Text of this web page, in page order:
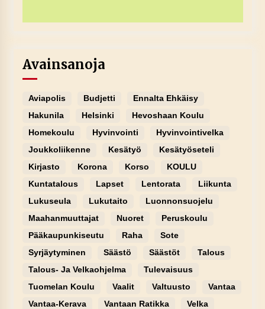
Avainsanoja
Aviapolis Budjetti
Ennalta Ehkäisy
Hakunila
Helsinki
Hevoshaan Koulu
Homekoulu
Hyvinvointi
Hyvinvointivelka
Joukkoliikenne
Kesätyö
Kesätyöseteli
Kirjasto
Korona Korso
KOULU
Kuntatalous
Lapset Lentorata
Liikunta
Lukuseula
Lukutaito
Luonnonsuojelu
Maahanmuuttajat
Nuoret
Peruskoulu
Pääkaupunkiseutu
Raha
Sote
Syrjäytyminen
Säästö Säästöt
Talous
Talous- Ja Velkaohjelma
Tulevaisuus
Tuomelan Koulu
Vaalit Valtuusto
Vantaa
Vantaa-Kerava
Vantaan Ratikka
Velka